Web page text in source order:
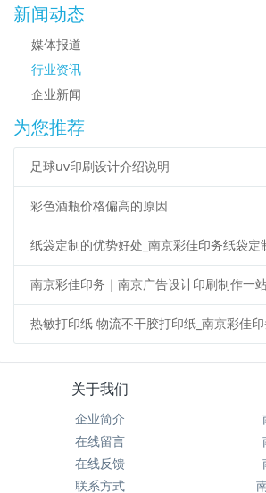
新闻动态
媒体报道
行业资讯
企业新闻
为您推荐
足球uv印刷设计介绍说明
彩色酒瓶价格偏高的原因
纸袋定制的优势好处_南京彩佳印务纸袋定
南京彩佳印务｜南京广告设计印刷制作一
热敏打印纸 物流不干胶打印纸_南京彩佳
关于我们
企业简介
在线留言
在线反馈
联系方式